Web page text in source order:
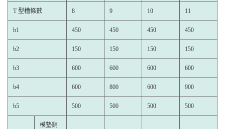
T 型槽條數 8 9 10 11
b1 450 450 450 450
b2 150 150 150 150
b3 600 600 600 600
b4 600 800 600 900
b5 500 500 500 500
模墊銷